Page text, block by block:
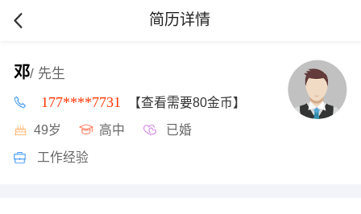
简历详情
邓/ 先生
177****7731 【查看需要80金币】
49岁 高中 已婚
工作经验